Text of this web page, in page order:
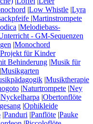
|Low Whistle |Lyra
|Martinstrompete
|Melodiebass-
- GM-Sequenzen
|Monochord
für Kinder
Behinderung |Musik für
|Musikgarten
|Musiktherapie
|Naturtrompete |Ney
Nyckelharpa |Obertonflöte
|Ophikleide
|Panduri |Panflöte |Pauke